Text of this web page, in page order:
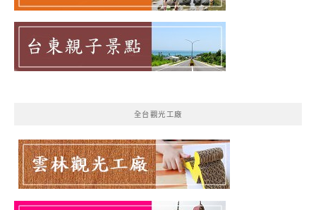
全台觀光工廠